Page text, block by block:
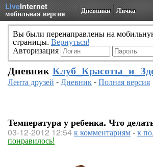
LiveInternet
мобильная версия Дневники Личка
Вы были перенаправлены на
страницы. Вернуться!
Авторизация
Дневник
Лента друзей -Дневник-Полная версия
Температура у ребенка. Что
03-12-2012 12:54к комментариям-к
понравилось!